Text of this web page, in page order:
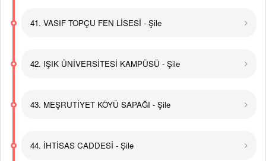
41. VASIF TOPÇU FEN LİSESİ - Şile
42. IŞIK ÜNİVERSİTESİ KAMPÜSÜ - Şile
43. MEŞRUTİYET KÖYÜ SAPAĞI - Şile
44. İHTİSAS CADDESİ - Şile